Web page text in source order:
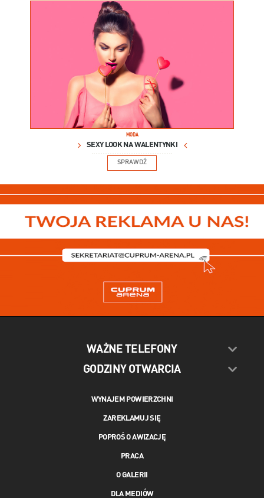
MODA
SEXY LOOK NA WALENTYNKI
SPRAWDŹ
WAŻNE TELEFONY
GODZINY OTWARCIA
WYNAJEM POWIERZCHNI
ZAREKLAMUJ SIĘ
POPROŚ O AWIZACJĘ
PRACA
O GALERII
DLA MEDIÓW